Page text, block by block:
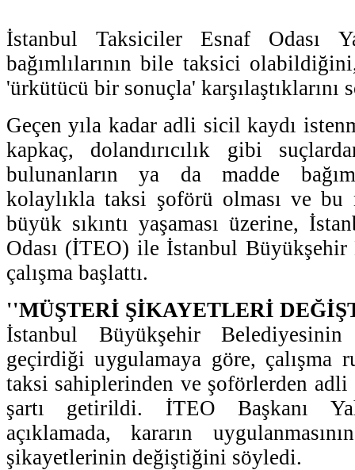
İstanbul Taksiciler Esnaf Odası
bağımlılarının bile taksici
'ürkütücü bir sonuçla' karşılaştıklarını
Geçen yıla kadar adli sicil kaydı
kapkaç, dolandırıcılık gibi
bulunanların ya da madde
kolaylıkla taksi şoförü olması ve bu
büyük sıkıntı yaşaması üzerine,
Odası (İTEO) ile İstanbul
çalışma başlattı.
''MÜŞTERİ ŞİKAYETLERİ
İstanbul Büyükşehir
geçirdiği uygulamaya göre, çalışma
taksi sahiplerinden ve şoförlerden
şartı getirildi. İTEO Başkanı
açıklamada, kararın
şikayetlerinin değiştiğini söyledi.